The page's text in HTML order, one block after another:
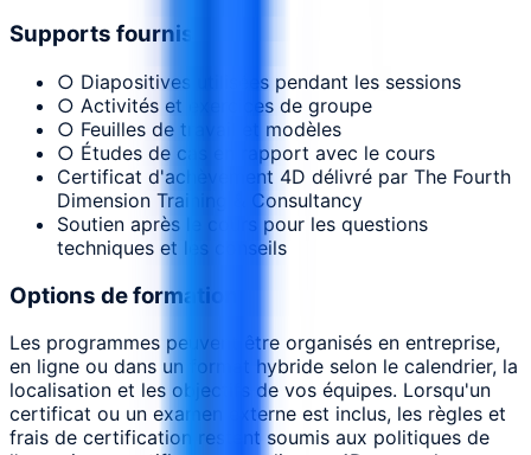
Supports fournis
○ Diapositives utilisées pendant les sessions
○ Activités et exercices de groupe
○ Feuilles de travail et modèles
○ Études de cas en rapport avec le cours
Certificat d'achèvement 4D délivré par The Fourth
Dimension Training & Consultancy
Soutien après le cours pour les questions
techniques et les conseils
Options de formation
Les programmes peuvent être organisés en entreprise,
en ligne ou dans un format hybride selon le calendrier, la
localisation et les objectifs de vos équipes. Lorsqu'un
certificat ou un examen externe est inclus, les règles et
frais de certification restent soumis aux politiques de